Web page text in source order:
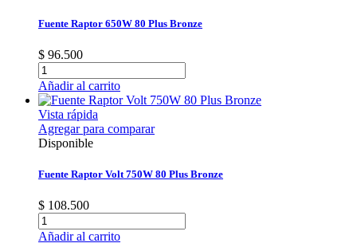
Fuente Raptor 650W 80 Plus Bronze
$ 96.500
Añadir al carrito
Vista rápida
Agregar para comparar
Disponible
Fuente Raptor Volt 750W 80 Plus Bronze
$ 108.500
Añadir al carrito